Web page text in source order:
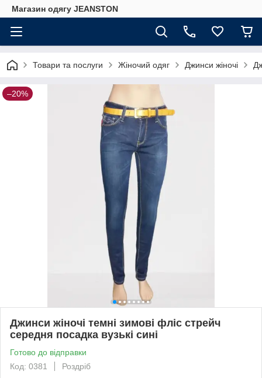
Магазин одягу JEANSTON
Товари та послуги Жіночий одяг Джинси жіночі
–20%
Джинси жіночі темні зимові фліс стрейч
середня посадка вузькі сині
Готово до відправки
Код: 0381
Роздріб